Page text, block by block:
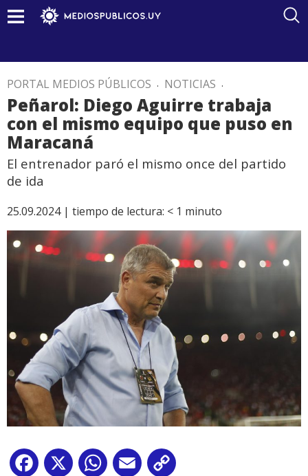
PORTAL MEDIOS PÚBLICOS . NOTICIAS .
Peñarol: Diego Aguirre trabaja
con el mismo equipo que puso en
Maracaná
El entrenador paró el mismo once del partido
de ida
25.09.2024 | tiempo de lectura: < 1 minuto
Facebook
X WhatsApp
Email